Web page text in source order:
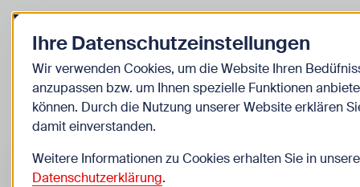
Zurück zur Startseite
Kinder
Veranstaltungen
Suche im Bereich “Kinder”
Suchen
Ihre Datenschutzeinstellungen
Wir verwenden Cookies, um die Website Ihren
anzupassen bzw. um Ihnen spezielle Funktionen
können. Durch die Nutzung unserer Website erklären
damit einverstanden.
Weitere Informationen zu Cookies erhalten Sie in
Datenschutzerklärung.